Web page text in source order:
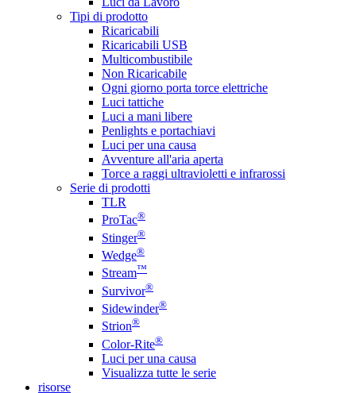
Tipi di prodotto
Ricaricabili
Ricaricabili USB
Multicombustibile
Non Ricaricabile
Ogni giorno porta torce elettriche
Luci tattiche
Luci a mani libere
Penlights e portachiavi
Luci per una causa
Avventure all'aria aperta
Torce a raggi ultravioletti e infrarossi
Serie di prodotti
TLR
ProTac®
Stinger®
Wedge®
Stream™
Survivor®
Sidewinder®
Strion®
Color-Rite®
Luci per una causa
Visualizza tutte le serie
risorse